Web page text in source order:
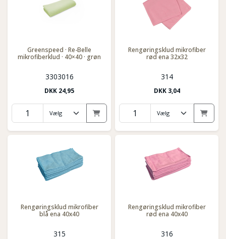
Greenspeed · Re-Belle
mikrofiberklud · 40×40 · grøn
3303016
DKK 24,95
Rengøringsklud mikrofiber
rød ena 32x32
314
DKK 3,04
Rengøringsklud mikrofiber
blå ena 40x40
315
Rengøringsklud mikrofiber
rød ena 40x40
316